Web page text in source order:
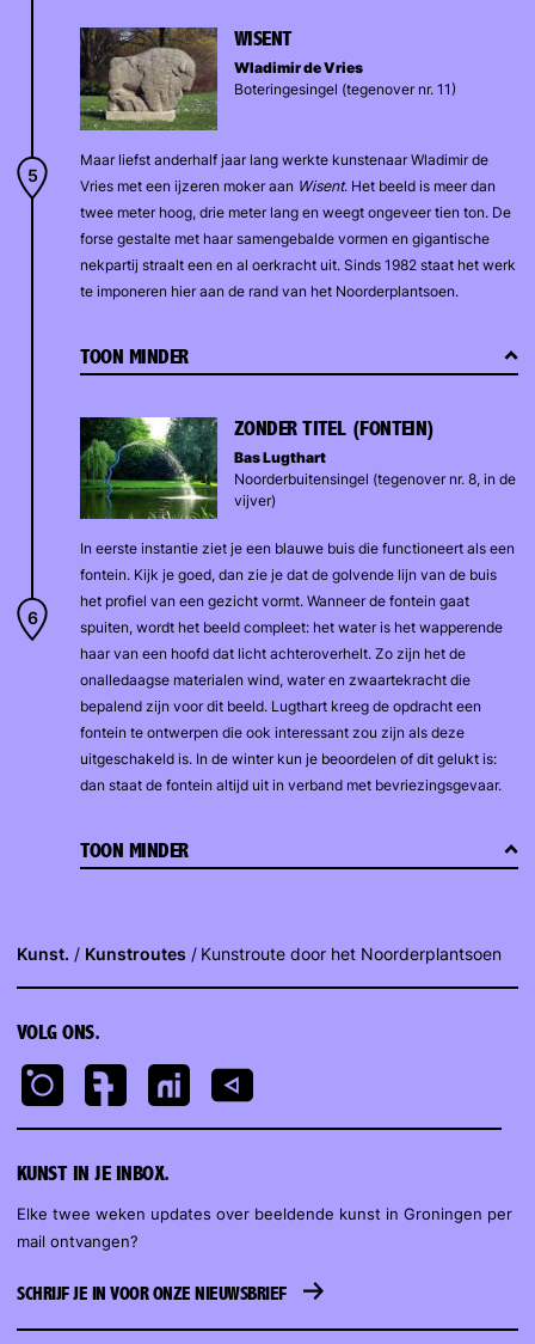
WISENT
Wladimir de Vries
Boteringesingel (tegenover nr. 11)
Maar liefst anderhalf jaar lang werkte kunstenaar Wladimir de
Vries met een ijzeren moker aan Wisent. Het beeld is meer dan
twee meter hoog, drie meter lang en weegt ongeveer tien ton. De
forse gestalte met haar samengebalde vormen en gigantische
nekpartij straalt een en al oerkracht uit. Sinds 1982 staat het werk
te imponeren hier aan de rand van het Noorderplantsoen.
TOON MINDER
ZONDER TITEL (FONTEIN)
Bas Lugthart
Noorderbuitensingel (tegenover nr. 8, in de
vijver)
In eerste instantie ziet je een blauwe buis die functioneert als een
fontein. Kijk je goed, dan zie je dat de golvende lijn van de buis
het profiel van een gezicht vormt. Wanneer de fontein gaat
spuiten, wordt het beeld compleet: het water is het wapperende
haar van een hoofd dat licht achteroverhelt. Zo zijn het de
onalledaagse materialen wind, water en zwaartekracht die
bepalend zijn voor dit beeld. Lugthart kreeg de opdracht een
fontein te ontwerpen die ook interessant zou zijn als deze
uitgeschakeld is. In de winter kun je beoordelen of dit gelukt is:
dan staat de fontein altijd uit in verband met bevriezingsgevaar.
TOON MINDER
Kunst. Kunstroutes Kunstroute door het Noorderplantsoen
VOLG ONS.
KUNST IN JE INBOX.
Elke twee weken updates over beeldende kunst in Groningen per
mail ontvangen?
SCHRIJF JE IN VOOR ONZE NIEUWSBRIEF